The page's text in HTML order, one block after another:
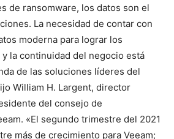
de ransomware, los datos son el
La necesidad de contar con
moderna para lograr los
la continuidad del negocio está
de las soluciones líderes del
William H. Largent, director
del consejo de
«El segundo trimestre del 2021
más de crecimiento para Veeam;